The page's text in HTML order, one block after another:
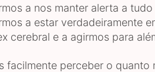
a nos manter alerta a
a estar verdadeiramente
cerebral e a agirmos para
facilmente perceber o